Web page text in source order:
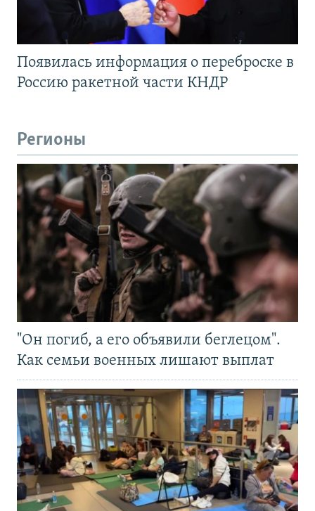
Появилась информация о переброске в
Россию ракетной части КНДР
Регионы
"Он погиб, а его объявили беглецом".
Как семьи военных лишают выплат